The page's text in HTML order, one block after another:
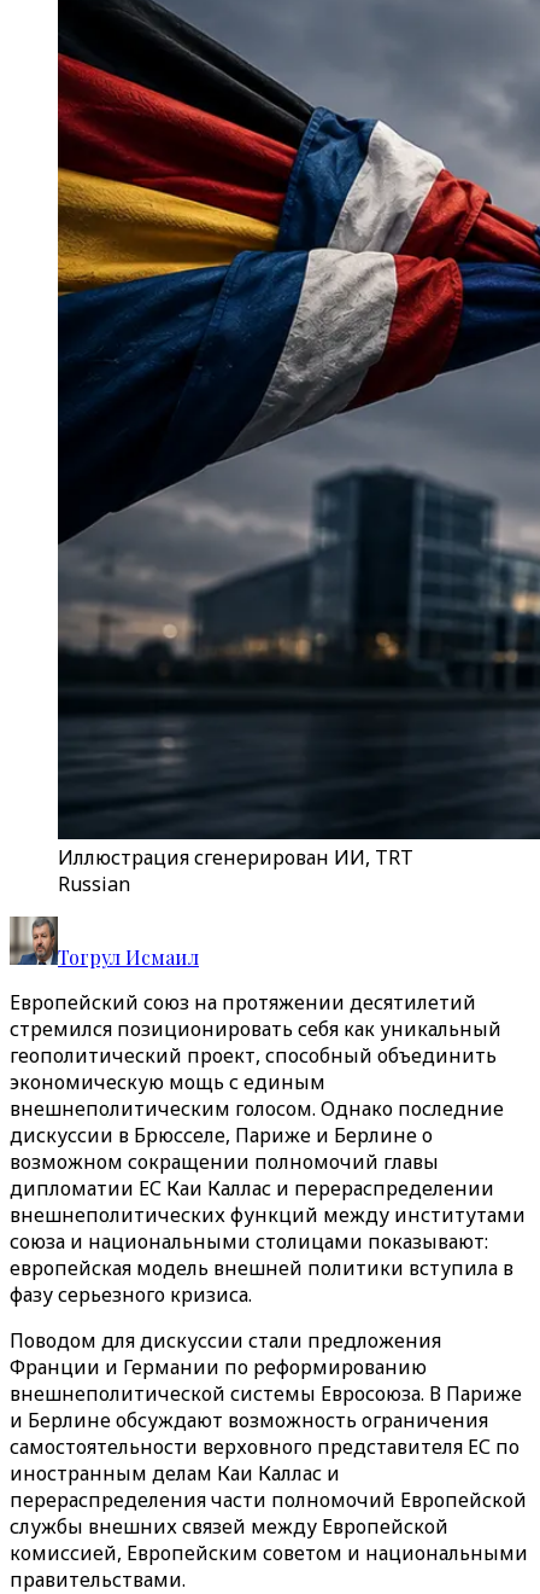
Иллюстрация сгенерирован ИИ, TRT
Russian
Тогрул Исмаил
Европейский союз на протяжении десятилетий
стремился позиционировать себя как уникальный
геополитический проект, способный объединить
экономическую мощь с единым
внешнеполитическим голосом. Однако последние
дискуссии в Брюсселе, Париже и Берлине о
возможном сокращении полномочий главы
дипломатии ЕС Каи Каллас и перераспределении
внешнеполитических функций между институтами
союза и национальными столицами показывают:
европейская модель внешней политики вступила в
фазу серьезного кризиса.
Поводом для дискуссии стали предложения
Франции и Германии по реформированию
внешнеполитической системы Евросоюза. В Париже
и Берлине обсуждают возможность ограничения
самостоятельности верховного представителя ЕС по
иностранным делам Каи Каллас и
перераспределения части полномочий Европейской
службы внешних связей между Европейской
комиссией, Европейским советом и национальными
правительствами.